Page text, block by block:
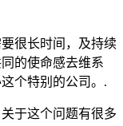
很长时间，及持续
的使命感去维系
个特别的公司。.
于这个问题有很多